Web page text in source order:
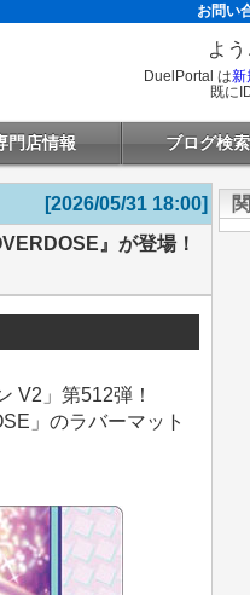
お問い
よ
DuelPortal は新
既に
門店情報 ブログ検索
[2026/05/31 18:00]
』が登場！
V2」第512弾！
」のラバーマット